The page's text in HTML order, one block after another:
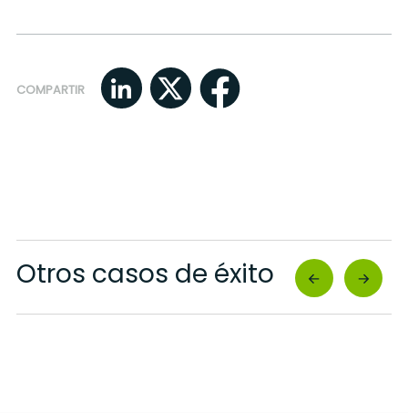
COMPARTIR
Otros casos de éxito